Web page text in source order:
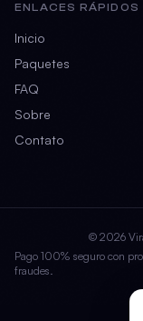
ENLACES RÁPIDOS
Inicio
Paquetes
FAQ
Sobre
Contato
© 2026
Pago 100% seguro con
fraudes.